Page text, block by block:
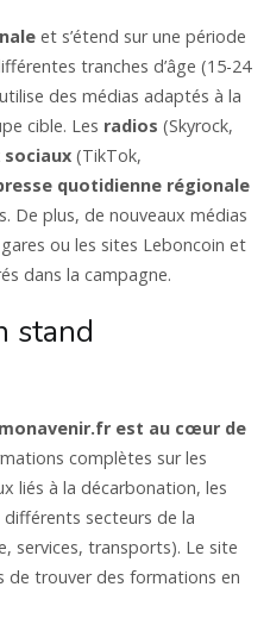
et s’étend sur une période
tranches d’âge (15-24
des médias adaptés à la
cible. Les radios (Skyrock,
sociaux (TikTok,
quotidienne régionale
De plus, de nouveaux médias
ou les sites Leboncoin et
dans la campagne.
stand
est au cœur de
complètes sur les
liés à la décarbonation, les
secteurs de la
services, transports). Le site
de trouver des formations en